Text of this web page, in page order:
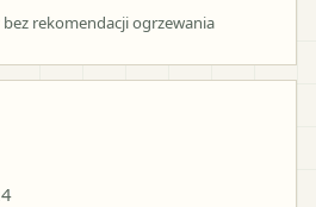
rekomendacji ogrzewania